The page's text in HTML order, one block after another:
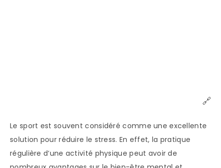
🔗
Le sport est souvent considéré comme une excellente
solution pour réduire le stress. En effet, la pratique
régulière d’une activité physique peut avoir de